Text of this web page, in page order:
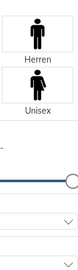
Herren
Unisex
-